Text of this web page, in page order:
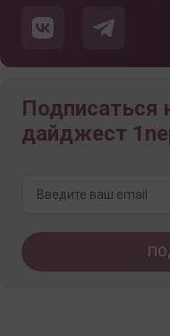
Подписаться
дайджест